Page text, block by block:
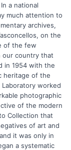
a national
much attention to
archives,
on the
of the few
our country that
in 1954 with the
heritage of the
worked
photographic
of the modern
Collection that
of art and
it was only in
a systematic